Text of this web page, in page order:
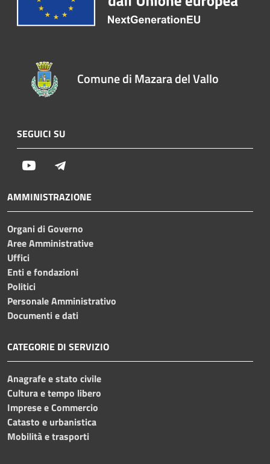
Comune di Mazara del Vallo
SEGUICI SU
Youtube
AMMINISTRAZIONE
Organi di Governo
Aree Amministrative
Uffici
Enti e fondazioni
Politici
Personale Amministrativo
Documenti e dati
CATEGORIE DI SERVIZIO
Anagrafe e stato civile
Cultura e tempo libero
Imprese e Commercio
Catasto e urbanistica
Mobilità e trasporti